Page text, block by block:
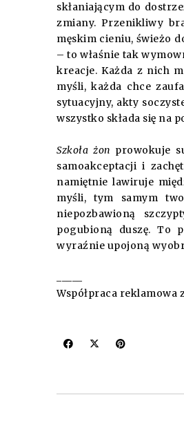
skłaniającym do
zmiany. Przenikliwy
męskim cieniu, świeżo
– to właśnie tak
kreacje. Każda z nich
myśli, każda chce
sytuacyjny, akty
wszystko składa się na
Szkoła żon prowokuje
samoakceptacji i
namiętnie lawiruje
myśli, tym samym
niepozbawioną
pogubioną duszę. To
wyraźnie upojoną
Współpraca reklamowa